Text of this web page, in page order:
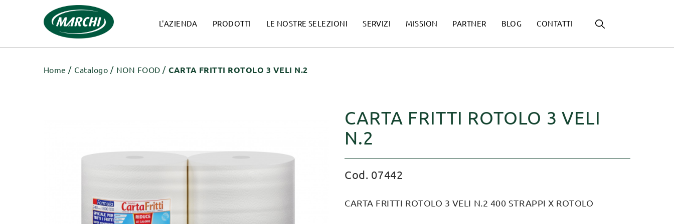
L'AZIENDA PRODOTTI LE NOSTRE SELEZIONI SERVIZI MISSION PARTNER BLOG CONTATTI
Home Catalogo NON FOOD CARTA FRITTI ROTOLO 3 VELI N.2
CARTA FRITTI ROTOLO 3 VELI
N.2
Cod. 07442
CARTA FRITTI ROTOLO 3 VELI N.2 400 STRAPPI X ROTOLO